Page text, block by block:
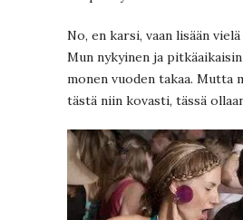
No, en karsi, vaan lisään
Mun nykyinen ja
monen vuoden takaa. Mutta
tästä niin kovasti, tässä